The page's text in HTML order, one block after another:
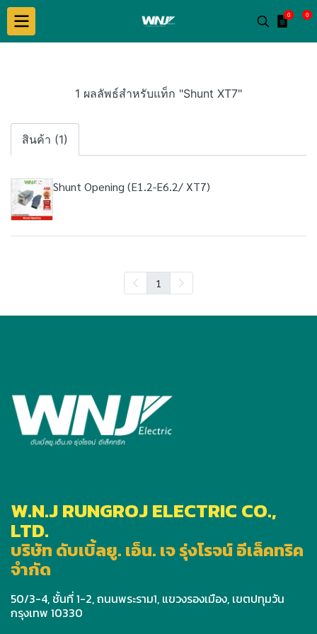
0 0
1 ผลลัพธ์สำหรับแท็ก "Shunt XT7"
สินค้า (1)
Shunt Opening (E1.2-E6.2/ XT7)
1
W.N.J RUNGROJ ELECTRIC CO.,
LTD.
บริษัท ดับเบิ้ลยู. เอ็น. เจ รุ่งโรจน์ อีเล็คทริค
จำกัด
50/3-4, ชั้นที่ 1-2, ถนนพระราม1, แขวงรองเมือง, เขตปทุมวัน
กรุงเทพ 10330